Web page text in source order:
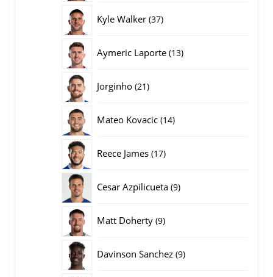
Kyle Walker 3737
Aymeric Laporte 1313
Jorginho 2121
Mateo Kovacic 1414
Reece James 1717
Cesar Azpilicueta 99
Matt Doherty 99
Davinson Sanchez 99